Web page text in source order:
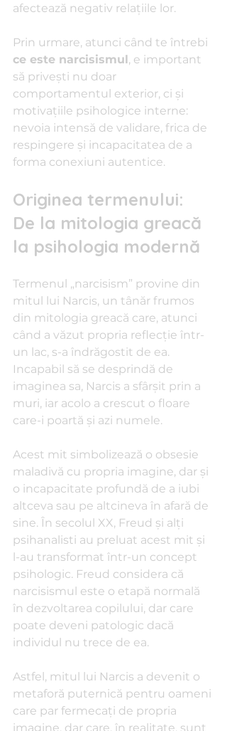
afectează negativ relațiile lor.
Prin urmare, atunci când te întrebi
ce este narcisismul, e important
să privești nu doar
comportamentul exterior, ci și
motivațiile psihologice interne:
nevoia intensă de validare, frica de
respingere și incapacitatea de a
forma conexiuni autentice.
Originea termenului:
De la mitologia greacă
la psihologia modernă
Termenul „narcisism” provine din
mitul lui Narcis, un tânăr frumos
din mitologia greacă care, atunci
când a văzut propria reflecție într-
un lac, s-a îndrăgostit de ea.
Incapabil să se desprindă de
imaginea sa, Narcis a sfârșit prin a
muri, iar acolo a crescut o floare
care-i poartă și azi numele.
Acest mit simbolizează o obsesie
maladivă cu propria imagine, dar și
o incapacitate profundă de a iubi
altceva sau pe altcineva în afară de
sine. În secolul XX, Freud și alți
psihanalisti au preluat acest mit și
l-au transformat într-un concept
psihologic. Freud considera că
narcisismul este o etapă normală
în dezvoltarea copilului, dar care
poate deveni patologic dacă
individul nu trece de ea.
Astfel, mitul lui Narcis a devenit o
metaforă puternică pentru oameni
care par fermecați de propria
imagine, dar care, în realitate, sunt